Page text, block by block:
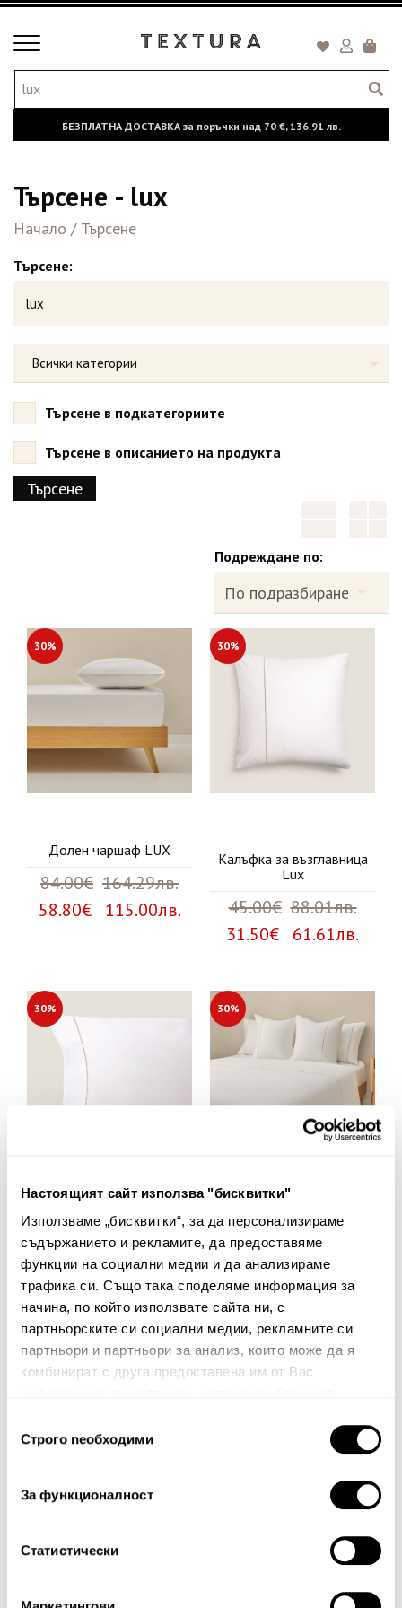
Настоящият сайт използва "бисквитки"
Използваме „бисквитки“, за да персонализираме
съдържанието и рекламите, да предоставяме
функции на социални медии и да анализираме
трафика си. Също така споделяме информация за
начина, по който използвате сайта ни, с
партньорските си социални медии, рекламните си
партньори и партньори за анализ, които може да я
комбинират с друга предоставена им от Вас
наСтрого nеобходими
За функционалност
Статистически
Toggle
БЕЗПЛАТНА ДОСТАВКА за поръчки над 70 €,136.91 лв.
Търсене - lux
Начало / Търсене
Търсене:
Всички категории
Търсене в подкатегориите
Търсене в описанието на продукта
Подреждане по:
30%
Долен чаршаф LUX
84.00€ 164.29лв.
58.80€ 115.00лв.
30%
Калъфка за възглавница
Lux
45.00€ 88.01лв.
31.50€ 61.61лв.
30%
Комплект от две калъфки
за сън Lux
56.00€ 109.53лв.
39.20€ 76.67лв.
30%
Плик за завивка Lux
162.00€ 316.84лв.
113.40€ 221.79лв.
30%